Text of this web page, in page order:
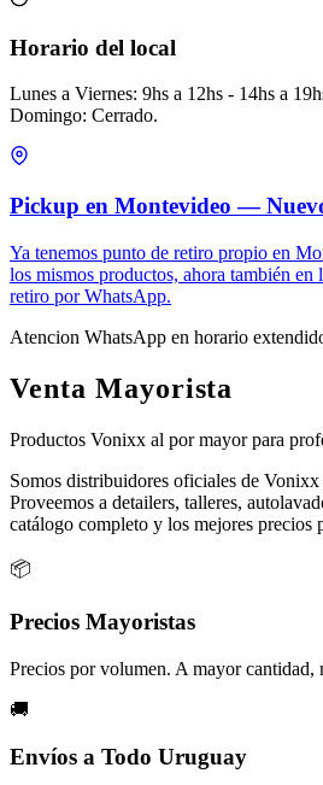
Horario del local
Lunes a Viernes: 9hs a 12hs - 14hs a
Domingo: Cerrado.
Pickup en Montevideo —
Ya tenemos punto de retiro propio en
los mismos productos, ahora también en
retiro por WhatsApp.
Atencion WhatsApp en horario
Venta Mayorista
Productos Vonixx al por mayor para
Somos distribuidores oficiales de
Proveemos a detailers, talleres,
catálogo completo y los mejores precios
📦
Precios Mayoristas
Precios por volumen. A mayor cantidad,
🚚
Envíos a Todo Uruguay